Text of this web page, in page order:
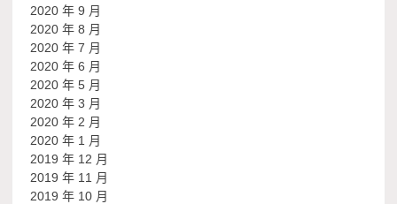
2020 年 9 月
2020 年 8 月
2020 年 7 月
2020 年 6 月
2020 年 5 月
2020 年 3 月
2020 年 2 月
2020 年 1 月
2019 年 12 月
2019 年 11 月
2019 年 10 月